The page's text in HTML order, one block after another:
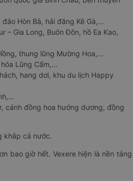
Hòn Bà, hải đăng Kê Gà,...
– Gia Long, Buôn Đôn, hồ Ea Kao,
thung lũng Mường Hoa,...
Lũng Cẩm,...
hang dơi, khu du lịch Happy
cánh đồng hoa hướng dương, đồng
khắp cả nước.
bao giờ hết. Vexere hiện là nền tảng